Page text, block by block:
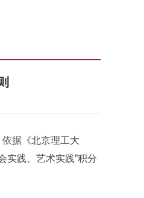
据《北京理工大
实践、艺术实践”积分